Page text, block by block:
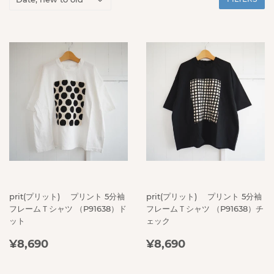
prit(プリット) プリント 5分袖
フレームＴシャツ （P91638）ド
ット
REGULAR
¥8,690
prit(プリット) プリント 5分袖
フレームＴシャツ （P91638）チ
ェック
REGULAR
¥8,690